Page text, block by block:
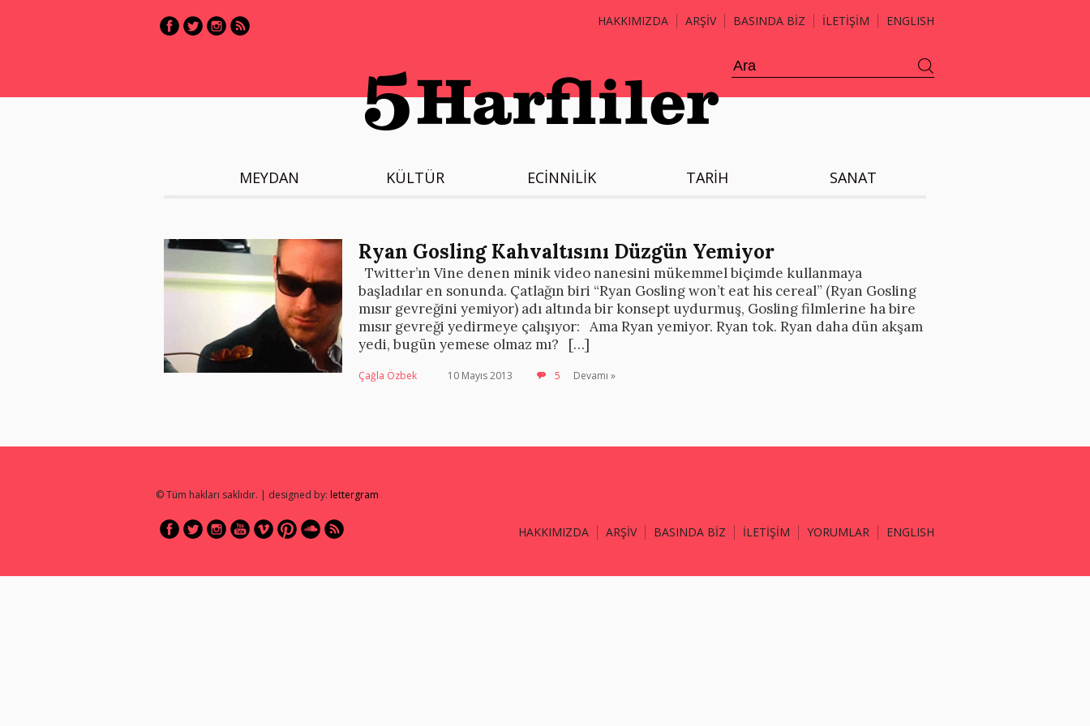
HAKKIMIZDA ARŞİV BASINDA BİZ İLETİŞİM ENGLISH
MEYDAN KÜLTÜR ECİNNİLİK TARİH SANAT
Ryan Gosling Kahvaltısını Düzgün Yemiyor
Twitter’ın Vine denen minik video nanesini mükemmel biçimde kullanmaya
başladılar en sonunda. Çatlağın biri “Ryan Gosling won’t eat his cereal” (Ryan Gosling
mısır gevreğini yemiyor) adı altında bir konsept uydurmuş, Gosling filmlerine ha bire
mısır gevreği yedirmeye çalışıyor: Ama Ryan yemiyor. Ryan tok. Ryan daha dün akşam
yedi, bugün yemese olmaz mı? […]
Çağla Özbek 10 Mayıs 2013 5 Devamı »
© Tüm hakları saklıdır. | designed by: lettergram
HAKKIMIZDA ARŞİV BASINDA BİZ İLETİŞİM YORUMLAR ENGLISH